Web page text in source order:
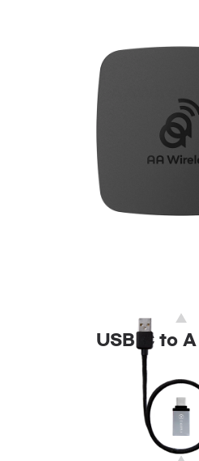
USB C to A